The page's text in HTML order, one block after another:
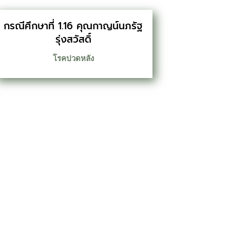
กรณีศึกษาที่ 1.16 คุณกาญน์นภรัฐ
รุ่งสวัสดิ์
โรคปวดหลัง